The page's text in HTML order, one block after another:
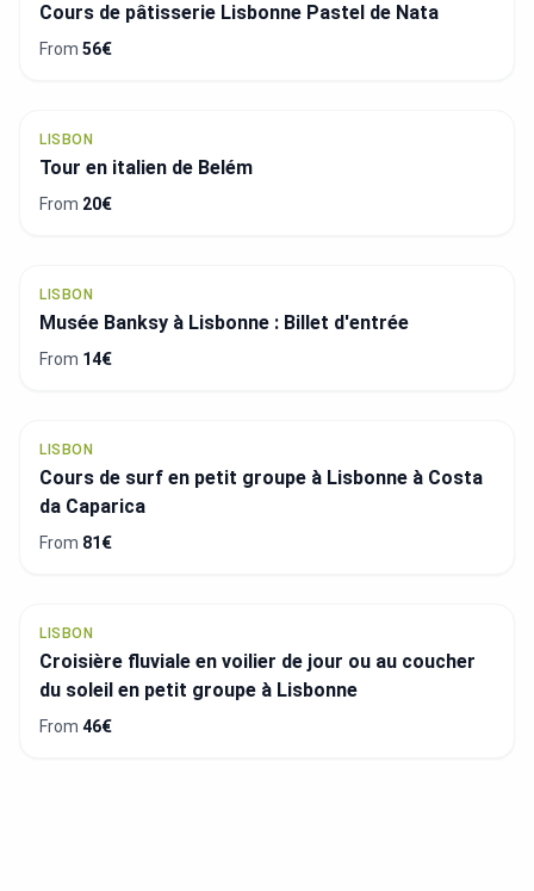
Cours de pâtisserie Lisbonne Pastel de Nata
From 56€
LISBON
Tour en italien de Belém
From 20€
LISBON
Musée Banksy à Lisbonne : Billet d'entrée
From 14€
LISBON
Cours de surf en petit groupe à Lisbonne à Costa
da Caparica
From 81€
LISBON
Croisière fluviale en voilier de jour ou au coucher
du soleil en petit groupe à Lisbonne
From 46€